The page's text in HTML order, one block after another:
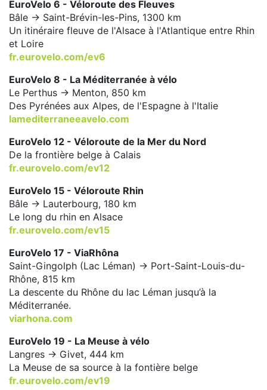
EuroVelo 6 - Véloroute des Fleuves
Bâle -> Saint-Brévin-les-Pins, 1300 km
Un itinéraire fleuve de l'Alsace à l'Atlantique entre Rhin
et Loire
fr.eurovelo.com/ev6
EuroVelo 8 - La Méditerranée à vélo
Le Perthus -> Menton, 850 km
Des Pyrénées aux Alpes, de l'Espagne à l'Italie
lamediterraneeavelo.com
EuroVelo 12 - Véloroute de la Mer du Nord
De la frontière belge à Calais
fr.eurovelo.com/ev12
EuroVelo 15 - Véloroute Rhin
Bâle -> Lauterbourg, 180 km
Le long du rhin en Alsace
fr.eurovelo.com/ev15
EuroVelo 17 - ViaRhôna
Saint-Gingolph (Lac Léman) -> Port-Saint-Louis-du-
Rhône, 815 km
La descente du Rhône du lac Léman jusqu’à la
Méditerranée.
viarhona.com
EuroVelo 19 - La Meuse à vélo
Langres -> Givet, 444 km
La Meuse de sa source à la fontière belge
fr.eurovelo.com/ev19